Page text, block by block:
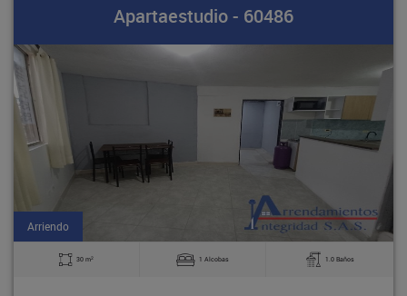
Apartaestudio - 60486
Arriendo
30 m2 1 Alcobas 1.0 Baños